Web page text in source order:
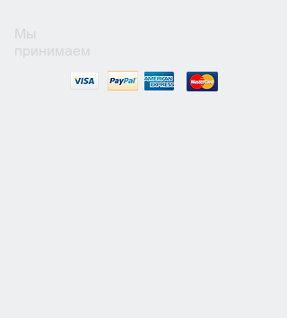
Мы
принимаем